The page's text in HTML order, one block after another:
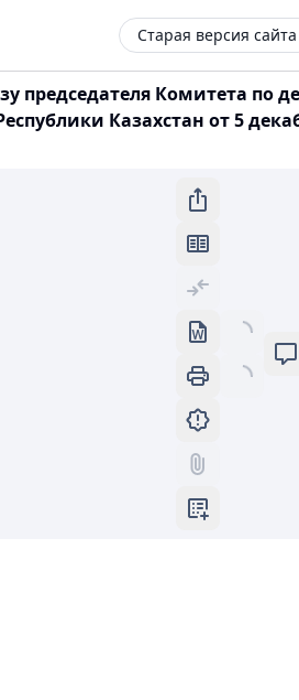
Старая версия сайта
председателя Комитета по
Казахстан от 5